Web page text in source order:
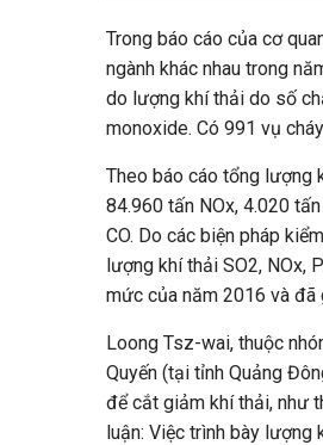
Trong báo cáo của cơ
ngành khác nhau trong
do lượng khí thải do số
monoxide. Có 991 vụ
Theo báo cáo tổng lượng
84.960 tấn NOx, 4.020
CO. Do các biện pháp
lượng khí thải SO2, NOx,
mức của năm 2016 và
Loong Tsz-wai, thuộc
Quyến (tại tỉnh Quảng
để cắt giảm khí thải, như
luận: Việc trình bày